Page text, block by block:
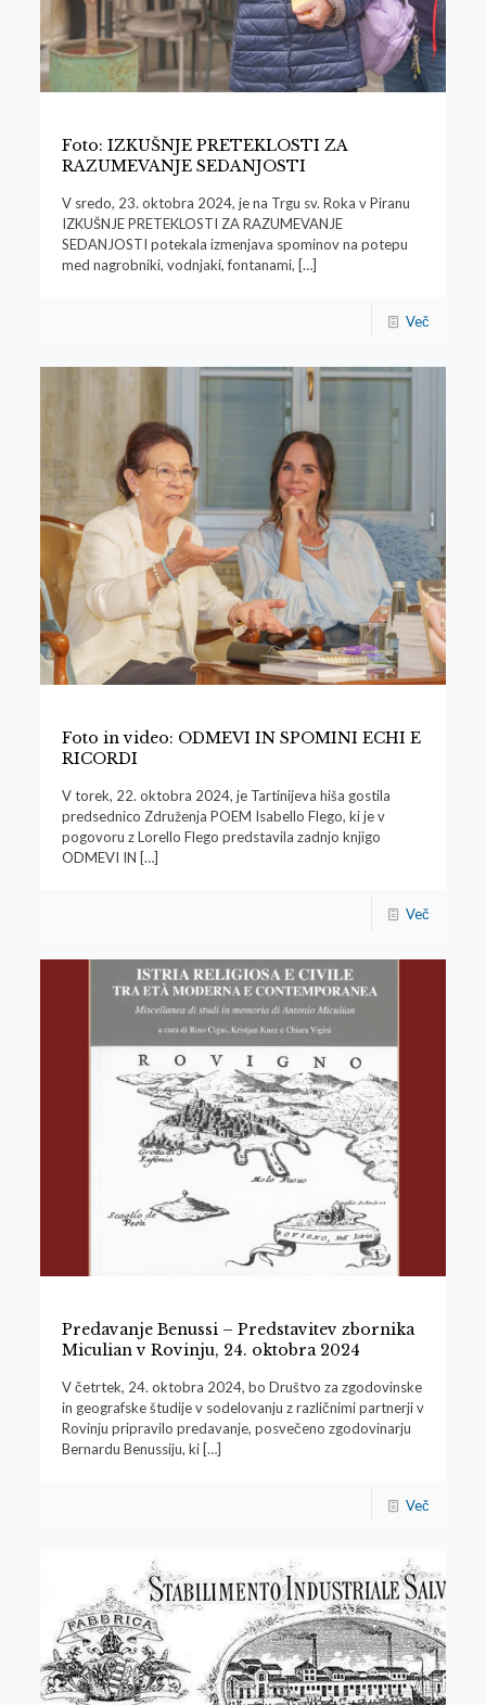
Foto: IZKUŠNJE PRETEKLOSTI ZA
RAZUMEVANJE SEDANJOSTI
V sredo, 23. oktobra 2024, je na Trgu sv. Roka v Piranu
IZKUŠNJE PRETEKLOSTI ZA RAZUMEVANJE
SEDANJOSTI potekala izmenjava spominov na potepu
med nagrobniki, vodnjaki, fontanami, […]
Več
Foto in video: ODMEVI IN SPOMINI ECHI E
RICORDI
V torek, 22. oktobra 2024, je Tartinijeva hiša gostila
predsednico Združenja POEM Isabello Flego, ki je v
pogovoru z Lorello Flego predstavila zadnjo knjigo
ODMEVI IN […]
Več
Predavanje Benussi – Predstavitev zbornika
Miculian v Rovinju, 24. oktobra 2024
V četrtek, 24. oktobra 2024, bo Društvo za zgodovinske
in geografske študije v sodelovanju z različnimi partnerji v
Rovinju pripravilo predavanje, posvečeno zgodovinarju
Bernardu Benussiju, ki[…]
Več